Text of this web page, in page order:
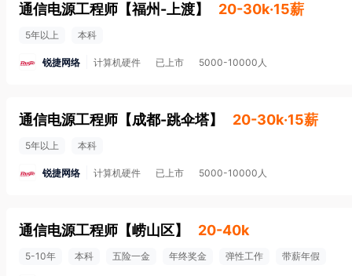
通信电源工程师 【福州-上渡】 20-30k·15薪
5年以上 本科
锐捷网络 计算机硬件 已上市 5000-10000人
通信电源工程师 【成都-跳伞塔】 20-30k·15薪
5年以上 本科
锐捷网络 计算机硬件 已上市 5000-10000人
通信电源工程师 【崂山区】 20-40k
5-10年 本科 五险一金 年终奖金 弹性工作 带薪年假